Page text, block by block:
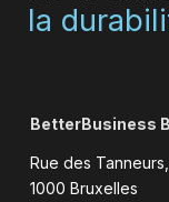
la
BetterBusiness
Rue des
1000 Bruxelles